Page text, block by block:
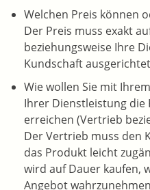
Welchen Preis können
Der Preis muss exakt
beziehungsweise Ihre
Kundschaft
Wie wollen Sie mit
Ihrer Dienstleistung die
erreichen (Vertrieb
Der Vertrieb muss den
das Produkt leicht
wird auf Dauer kaufen,
Angebot